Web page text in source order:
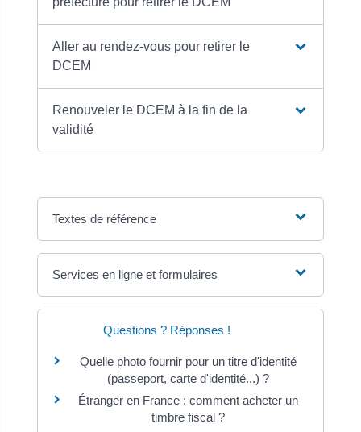
Aller au rendez-vous pour retirer le
DCEM
Renouveler le DCEM à la fin de la
validité
Textes de référence
Services en ligne et formulaires
Questions ? Réponses !
Quelle photo fournir pour un titre d'identité
(passeport, carte d'identité...) ?
Étranger en France : comment acheter un
timbre fiscal ?